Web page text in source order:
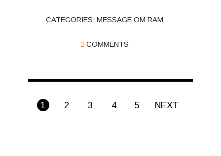
CATEGORIES:MESSAGE OM RAM
2 COMMENTS
1 2 3 4 5 NEXT